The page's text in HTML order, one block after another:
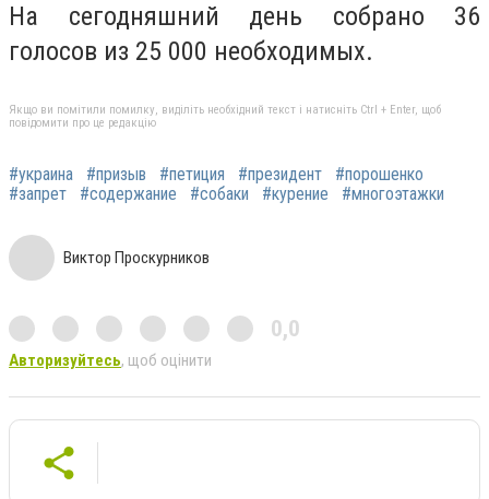
На сегодняшний день собрано 36
голосов из 25 000 необходимых.
Якщо ви помітили помилку, виділіть необхідний текст і натисніть Ctrl + Enter, щоб
повідомити про це редакцію
#украина #призыв #петиция #президент
#порошенко
#запрет
#содержание #собаки #курение #многоэтажки
Виктор Проскурников
0,0
Авторизуйтесь, щоб оцінити